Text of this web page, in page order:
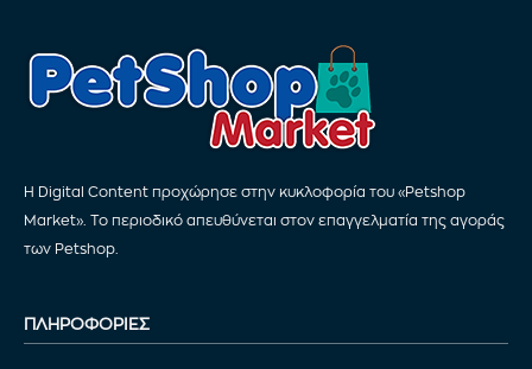
Η Digital Content προχώρησε στην κυκλοφορία του «Petshop
Market». Το περιοδικό απευθύνεται στον επαγγελματία της αγοράς
των Petshop.
ΠΛΗΡΟΦΟΡΙΕΣ